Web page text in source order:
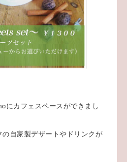
にカフェスペースができまし
の自家製デザートやドリンクが